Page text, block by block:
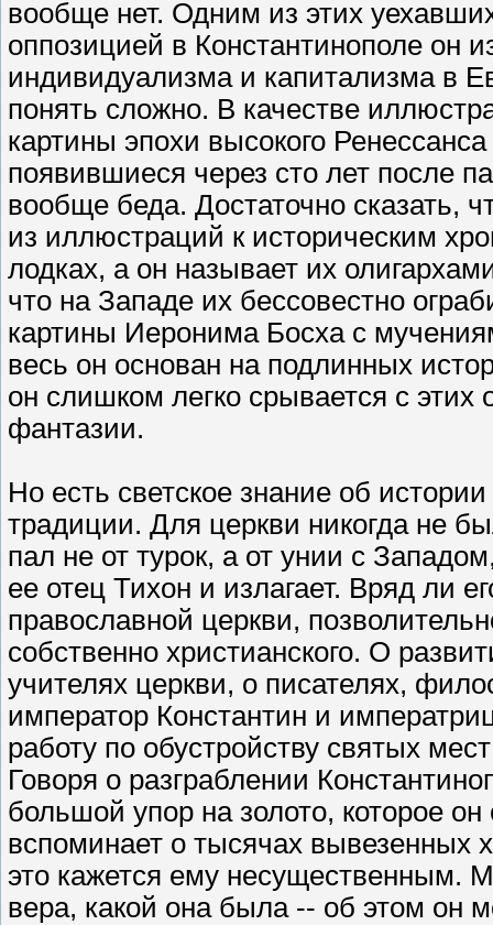
вообще нет. Одним из этих
оппозицией в Константинополе он
индивидуализма и капитализма в
понять сложно. В качестве
картины эпохи высокого
появившиеся через сто лет после
вообще беда. Достаточно сказать,
из иллюстраций к историческим
лодках, а он называет их
что на Западе их бессовестно
картины Иеронима Босха с
весь он основан на подлинных
он слишком легко срывается с
фантазии.
Но есть светское знание об
традиции. Для церкви никогда не
пал не от турок, а от унии с
ее отец Тихон и излагает. Вряд ли
православной церкви,
собственно христианского. О
учителях церкви, о писателях,
император Константин и
работу по обустройству святых
Говоря о разграблении
большой упор на золото, которое
вспоминает о тысячах вывезенных
это кажется ему несущественным.
вера, какой она была -- об этом он